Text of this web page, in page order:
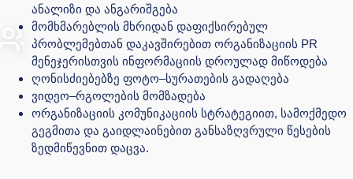
ანალიზი და ანგარიშგება
მომხმარებლის მხრიდან დაფიქსირებულ
პრობლემებთან დაკავშირებით ორგანიზაციის PR
მენეჯერისთვის ინფორმაციის დროულად მიწოდება
ღონისძიებებზე ფოტო–სურათების გადაღება
ვიდეო–რგოლების მომზადება
ორგანიზაციის კომუნიკაციის სტრატეგიით, სამოქმედო
გეგმითა და გაიდლაინებით განსაზღვრული წესების
ზედმიწევნით დაცვა.